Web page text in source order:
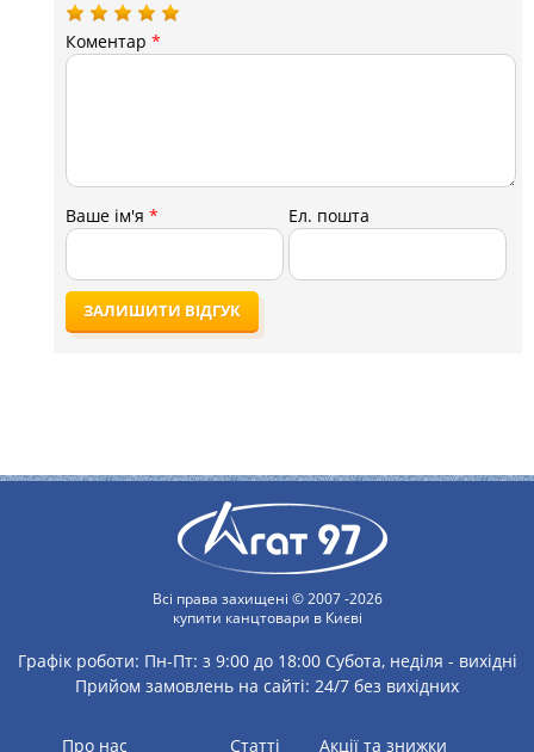
Коментар*
Ваше ім'я* Ел. пошта
ЗАЛИШИТИ ВІДГУК
Всі права захищені © 2007 -2026
купити канцтовари в Києві
Графік роботи: Пн-Пт: з 9:00 до 18:00 Субота, неділя - вихідні
Прийом замовлень на сайті: 24/7 без вихідних
Про нас статті Акції та знижки